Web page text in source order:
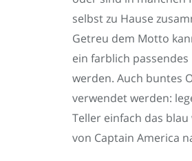
selbst zu Hause
Getreu dem Motto
ein farblich
werden. Auch buntes
verwendet werden:
Teller einfach das
von Captain America